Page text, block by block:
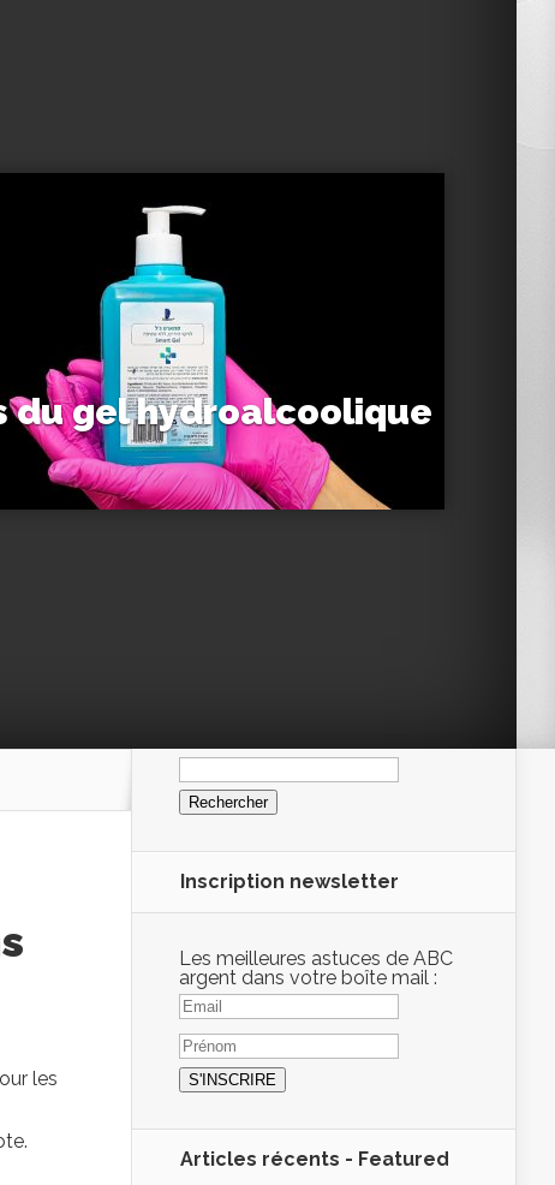
du gel hydroalcoolique
les
Rechercher :
Inscription newsletter
Les meilleures astuces de ABC
argent dans votre boîte mail :
Articles récents - Featured